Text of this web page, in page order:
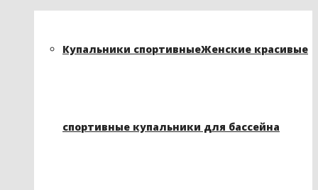
Купальники спортивныеЖенские красивые
спортивные купальники для бассейна